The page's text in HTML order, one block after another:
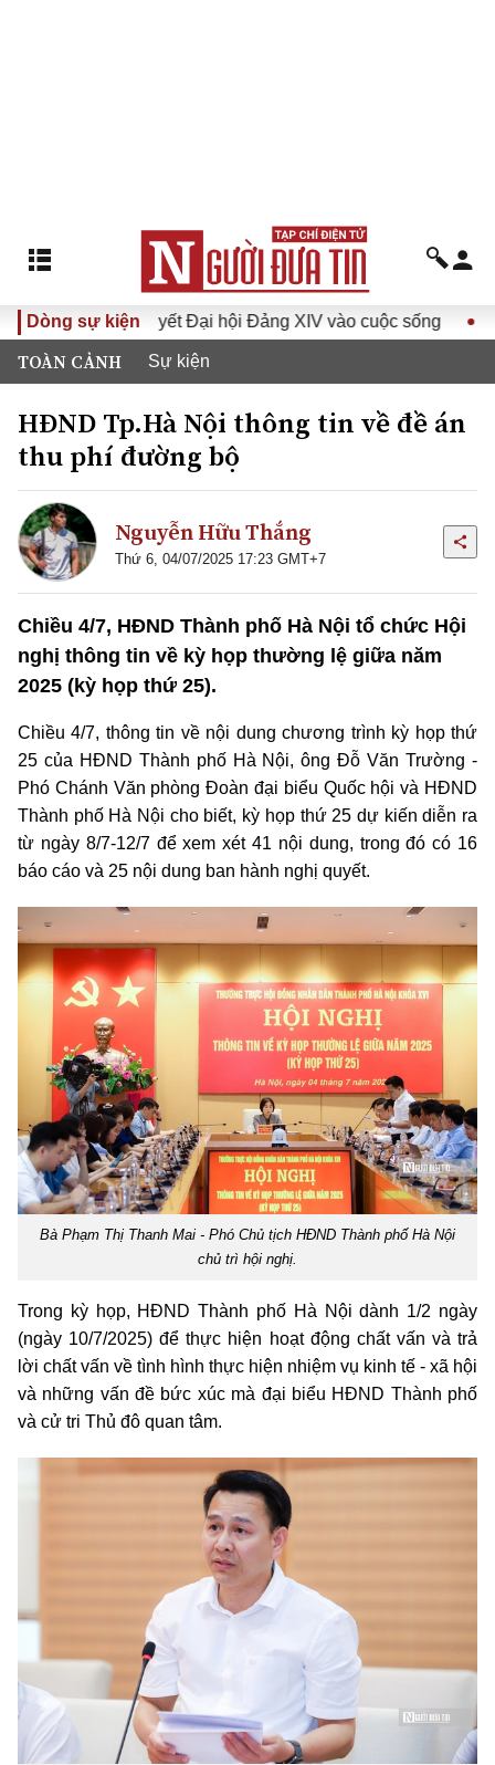
Dòng sự kiện
Nghị quyết Đại hội Đảng XIV vào cuộc sống Hướng tới
TOÀN CẢNH Sự kiện
HĐND Tp.Hà Nội thông tin về đề án
thu phí đường bộ
Nguyễn Hữu Thắng
Thứ 6, 04/07/2025 17:23 GMT+7
Chiều 4/7, HĐND Thành phố Hà Nội tổ chức Hội
nghị thông tin về kỳ họp thường lệ giữa năm
2025 (kỳ họp thứ 25).
Chiều 4/7, thông tin về nội dung chương trình kỳ họp thứ
25 của HĐND Thành phố Hà Nội, ông Đỗ Văn Trường -
Phó Chánh Văn phòng Đoàn đại biểu Quốc hội và HĐND
Thành phố Hà Nội cho biết, kỳ họp thứ 25 dự kiến diễn ra
từ ngày 8/7-12/7 để xem xét 41 nội dung, trong đó có 16
báo cáo và 25 nội dung ban hành nghị quyết.
Bà Phạm Thị Thanh Mai - Phó Chủ tịch HĐND Thành phố Hà Nội
chủ trì hội nghị.
Trong kỳ họp, HĐND Thành phố Hà Nội dành 1/2 ngày
(ngày 10/7/2025) để thực hiện hoạt động chất vấn và trả
lời chất vấn về tình hình thực hiện nhiệm vụ kinh tế - xã hội
và những vấn đề bức xúc mà đại biểu HĐND Thành phố
và cử tri Thủ đô quan tâm.